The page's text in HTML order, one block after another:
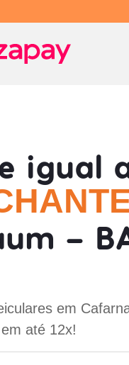
igual
-
em
até 12x!